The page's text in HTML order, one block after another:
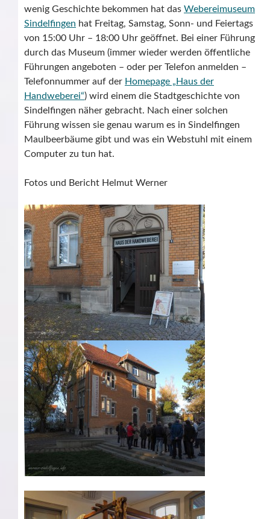
wenig Geschichte bekommen hat das Webereimuseum
Sindelfingen hat Freitag, Samstag, Sonn- und Feiertags
von 15:00 Uhr – 18:00 Uhr geöffnet. Bei einer Führung
durch das Museum (immer wieder werden öffentliche
Führungen angeboten – oder per Telefon anmelden –
Telefonnummer auf der Homepage „Haus der
Handweberei“) wird einem die Stadtgeschichte von
Sindelfingen näher gebracht. Nach einer solchen
Führung wissen sie genau warum es in Sindelfingen
Maulbeerbäume gibt und was ein Webstuhl mit einem
Computer zu tun hat.
Fotos und Bericht Helmut Werner